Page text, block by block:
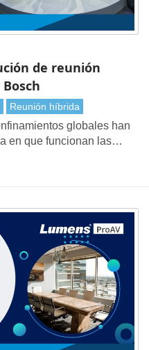
de reunión
Reunión híbrida
globales han
en que funcionan las
académicos y
perfectamente
unificadas.